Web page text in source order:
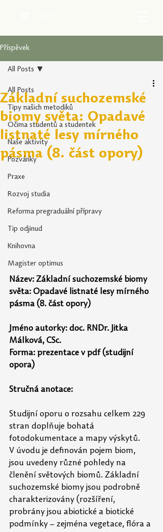
Příspěvek
All Posts
Tipy našich metodiků
Očima studentů a studentek
Naše aktivity
Pozvánky
Praxe
Rozvoj studia
Reforma pregraduální přípravy
Tip odjinud
Knihovna
Magister optimus
All Posts
Základní suchozemské
biomy světa: Opadavé
listnaté lesy mírného
pásma (8. část opory)
Název: Základní suchozemské biomy
světa: Opadavé listnaté lesy mírného
pásma (8. část opory)
Jméno autorky: doc. RNDr. Jitka
Málková, CSc.
Forma: prezentace v pdf (studijní
opora)
Stručná anotace:
Studijní oporu o rozsahu celkem 229
stran doplňuje bohatá
fotodokumentace a mapy výskytů.
V úvodu je definován pojem biom,
jsou uvedeny různé pohledy na
členění světových biomů. Základní
suchozemské biomy jsou podrobně
charakterizovány (rozšíření,
probrány jsou abiotické a biotické
podmínky – zejména vegetace, flóra a